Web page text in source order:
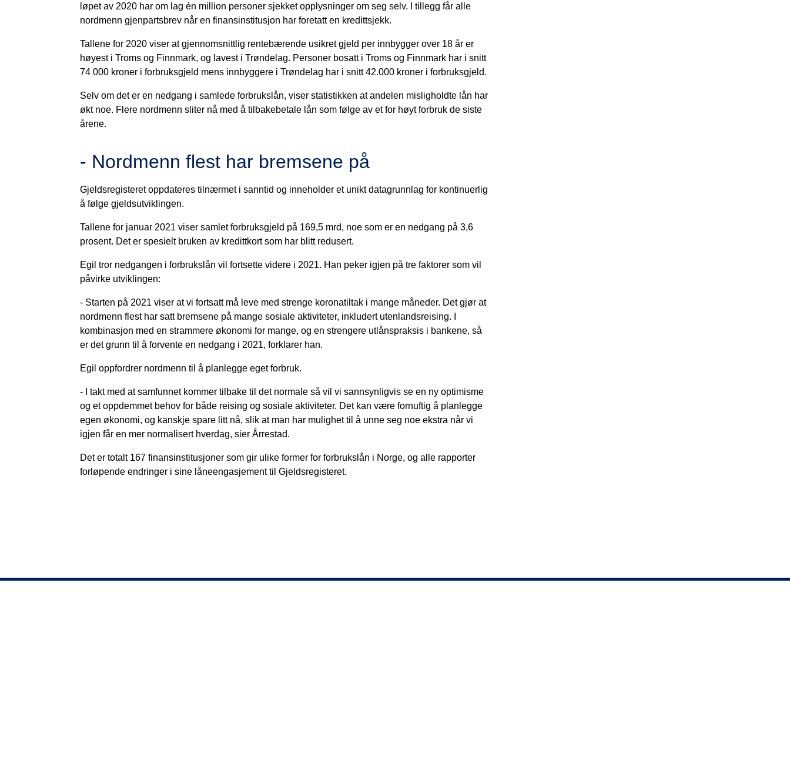
løpet av 2020 har om lag én million personer sjekket opplysninger om seg selv. I tillegg får alle
nordmenn gjenpartsbrev når en finansinstitusjon har foretatt en kredittsjekk.
Tallene for 2020 viser at gjennomsnittlig rentebærende usikret gjeld per innbygger over 18 år er
høyest i Troms og Finnmark, og lavest i Trøndelag. Personer bosatt i Troms og Finnmark har i snitt
74 000 kroner i forbruksgjeld mens innbyggere i Trøndelag har i snitt 42.000 kroner i forbruksgjeld.
Selv om det er en nedgang i samlede forbrukslån, viser statistikken at andelen misligholdte lån har
økt noe. Flere nordmenn sliter nå med å tilbakebetale lån som følge av et for høyt forbruk de siste
årene.
- Nordmenn flest har bremsene på
Gjeldsregisteret oppdateres tilnærmet i sanntid og inneholder et unikt datagrunnlag for kontinuerlig
å følge gjeldsutviklingen.
Tallene for januar 2021 viser samlet forbruksgjeld på 169,5 mrd, noe som er en nedgang på 3,6
prosent. Det er spesielt bruken av kredittkort som har blitt redusert.
Egil tror nedgangen i forbrukslån vil fortsette videre i 2021. Han peker igjen på tre faktorer som vil
påvirke utviklingen:
- Starten på 2021 viser at vi fortsatt må leve med strenge koronatiltak i mange måneder. Det gjør at
nordmenn flest har satt bremsene på mange sosiale aktiviteter, inkludert utenlandsreising. I
kombinasjon med en strammere økonomi for mange, og en strengere utlånspraksis i bankene, så
er det grunn til å forvente en nedgang i 2021, forklarer han.
Egil oppfordrer nordmenn til å planlegge eget forbruk.
- I takt med at samfunnet kommer tilbake til det normale så vil vi sannsynligvis se en ny optimisme
og et oppdemmet behov for både reising og sosiale aktiviteter. Det kan være fornuftig å planlegge
egen økonomi, og kanskje spare litt nå, slik at man har mulighet til å unne seg noe ekstra når vi
igjen får en mer normalisert hverdag, sier Årrestad.
Det er totalt 167 finansinstitusjoner som gir ulike former for forbrukslån i Norge, og alle rapporter
forløpende endringer i sine låneengasjement til Gjeldsregisteret.